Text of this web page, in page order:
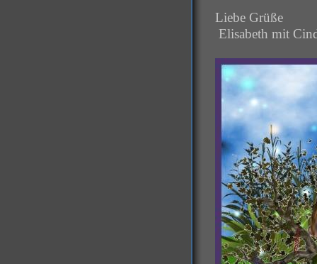
Liebe Grüße
Elisabeth mit